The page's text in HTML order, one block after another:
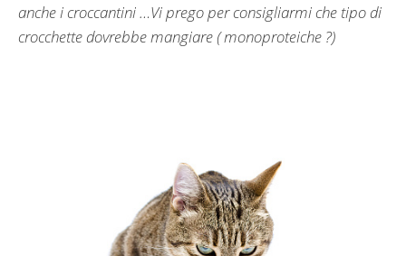
anche i croccantini …Vi prego per consigliarmi che tipo di
crocchette dovrebbe mangiare ( monoproteiche ?)